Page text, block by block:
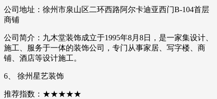
公司地址：徐州市泉山区二环西路阿尔卡迪亚西门B-104首层
商铺
公司简介：九木堂装饰成立于1995年8月8日，是一家集设计、
施工、服务于一体的装饰公司，专门从事家居、写字楼、商
铺、酒店等设计施工。
6、 徐州星艺装饰
推荐指数：★★★★★